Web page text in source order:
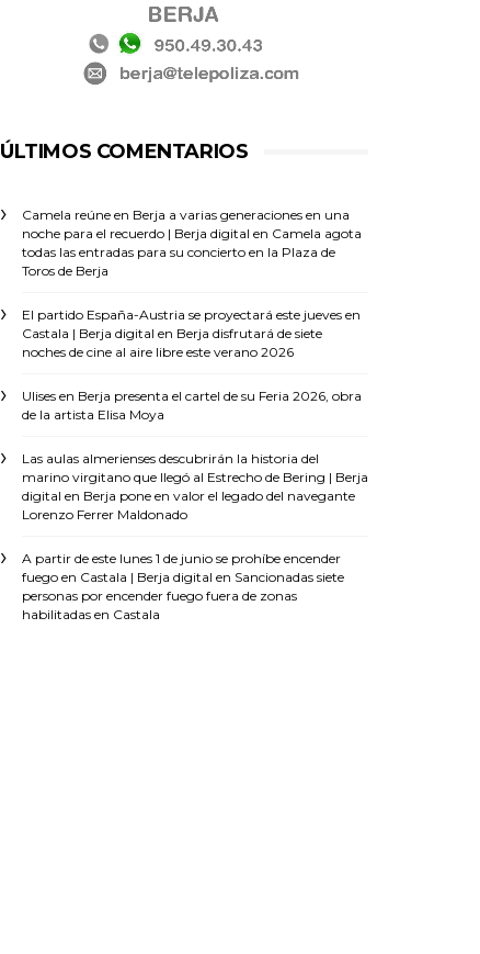
ÚLTIMOS COMENTARIOS
Camela reúne en Berja a varias generaciones en una
noche para el recuerdo | Berja digital en Camela agota
todas las entradas para su concierto en la Plaza de
Toros de Berja
El partido España-Austria se proyectará este jueves en
Castala | Berja digital en Berja disfrutará de siete
noches de cine al aire libre este verano 2026
Ulises en Berja presenta el cartel de su Feria 2026, obra
de la artista Elisa Moya
Las aulas almerienses descubrirán la historia del
marino virgitano que llegó al Estrecho de Bering | Berja
digital en Berja pone en valor el legado del navegante
Lorenzo Ferrer Maldonado
A partir de este lunes 1 de junio se prohíbe encender
fuego en Castala | Berja digital en Sancionadas siete
personas por encender fuego fuera de zonas
habilitadas en Castala